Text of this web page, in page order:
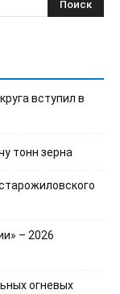
вступил в
тонн зерна
– 2026
огневых